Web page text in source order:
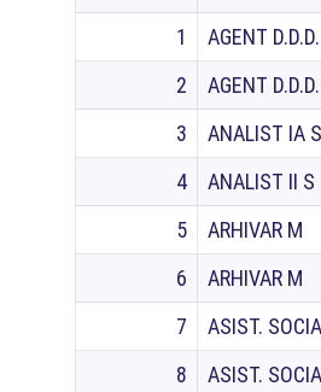
1
AGENT
2
AGENT
3
ANALIST IA S
4
ANALIST II S
5
ARHIVAR M
6
ARHIVAR M
7
ASIST.
8
ASIST.